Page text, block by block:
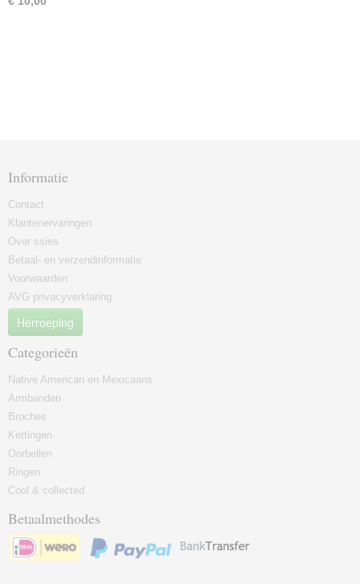
Informatie
Contact
Klantenervaringen
Over ssies
Betaal- en verzendinformatie
Voorwaarden
AVG privacyverklaring
Herroeping
Categorieën
Native American en Mexicaans
Armbanden
Broches
Kettingen
Oorbellen
Ringen
Cool & collected
Betaalmethodes